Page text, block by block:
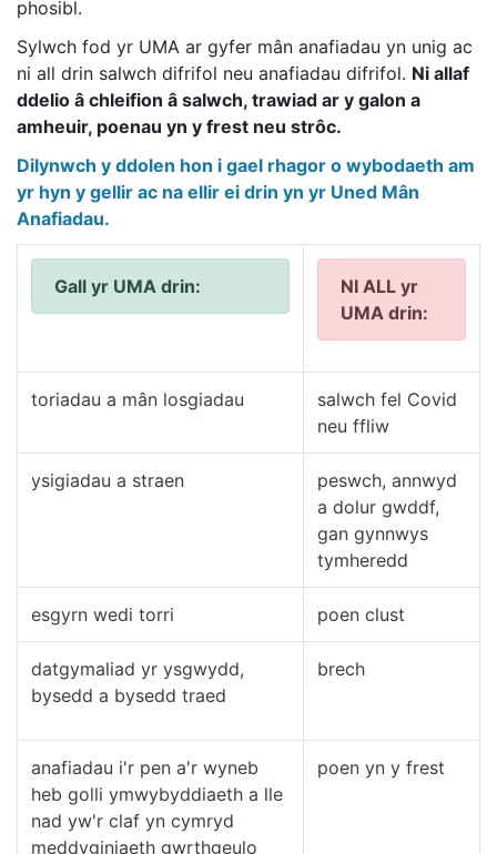
phosibl.
Sylwch fod yr UMA ar gyfer mân anafiadau yn unig ac
ni all drin salwch difrifol neu anafiadau difrifol. Ni allaf
ddelio â chleifion â salwch, trawiad ar y galon a
amheuir, poenau yn y frest neu strôc.
Dilynwch y ddolen hon i gael rhagor o wybodaeth am
yr hyn y gellir ac na ellir ei drin yn yr Uned Mân
Anafiadau.
Gall yr UMA drin:
NI ALL yr
UMA drin:
toriadau a mân losgiadau
salwch fel Covid
neu ffliw
ysigiadau a straen
peswch, annwyd
a dolur gwddf,
gan gynnwys
tymheredd
esgyrn wedi torri poen clust
datgymaliad yr ysgwydd,
bysedd a bysedd traed
brech
anafiadau i'r pen a'r wyneb
heb golli ymwybyddiaeth a lle
nad yw'r claf yn cymryd
meddyginiaeth gwrthgeulo
poen yn y frest